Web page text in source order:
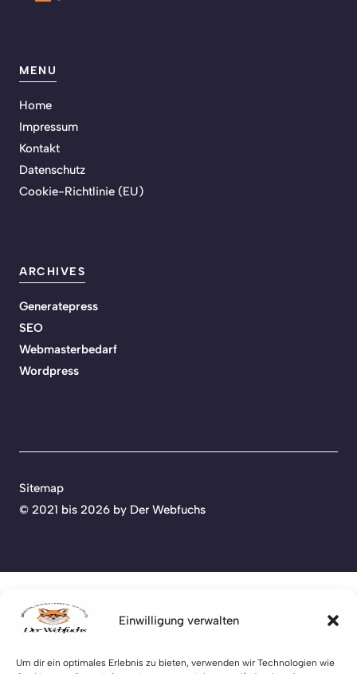
Einwilligung verwalten
Um dir ein optimales Erlebnis zu bieten, verwenden wir Technologien wie
MENU
Home
Impressum
Kontakt
Datenschutz
Cookie-Richtlinie (EU)
ARCHIVES
Generatepress
SEO
Webmasterbedarf
Wordpress
© 2021 bis 2026 by Der Webfuchs
Sitemap